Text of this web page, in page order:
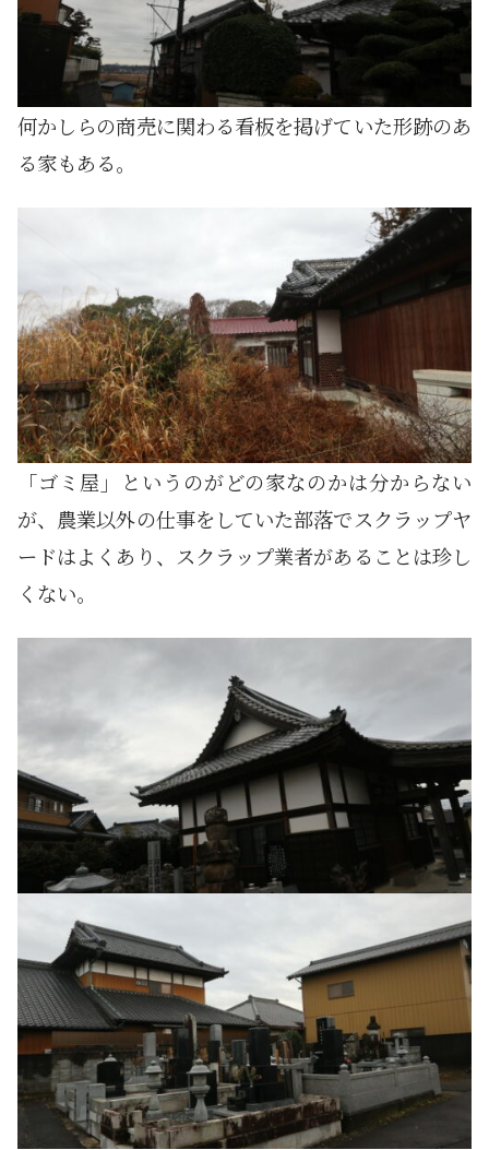
何かしらの商売に関わる看板を掲げていた形跡のあ
る家もある。
「ゴミ屋」というのがどの家なのかは分からない
が、農業以外の仕事をしていた部落でスクラップヤ
ードはよくあり、スクラップ業者があることは珍し
くない。